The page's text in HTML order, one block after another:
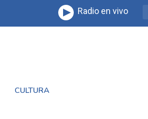
Radio en vivo
CULTURA